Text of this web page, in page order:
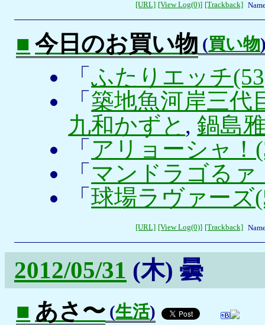
[URL] [View Log(0)] [Trackback]
■ 今日のお買い物 (買い物
「ふたりエッチ
「 築地魚河岸三代
九和かずと ,鍋島
「 アリョーシャ！
「 マンドラゴるァ
「球場ラヴァーズ
[URL] [View Log(0)] [Trackback]
2012/05/31 (木) 曇
■ あさ〜 (生活)